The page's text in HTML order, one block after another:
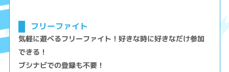
フリーファイト
気軽に遊べるフリーファイト！好きな時に好きなだけ参加
できる！
ブシナビでの登録も不要！